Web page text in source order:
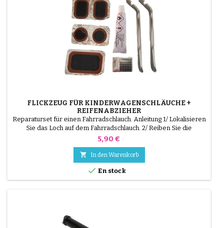
FLICKZEUG FÜR KINDERWAGENSCHLÄUCHE +
REIFENABZIEHER
Reparaturset für einen Fahrradschlauch. Anleitung 1/ Lokalisieren
Sie das Loch auf dem Fahrradschlauch. 2/ Reiben Sie die
Oberfläche, die den Flicken aufnehmen soll, mit dem
die Oberfläche. 4/ Verteilen Sie den Klebstoff gleichmäßig um das
Loch herum. 5/ Warten Sie etwa 1 Minute, bis der...
Preis
5,90 €
 In den Warenkorb
 En stock